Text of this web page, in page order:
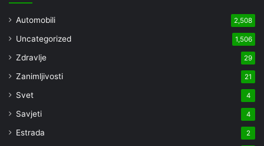
Automobili 2,508
Uncategorized 1,506
Zdravlje 29
Zanimljivosti 21
Svet 4
Savjeti 4
Estrada 2